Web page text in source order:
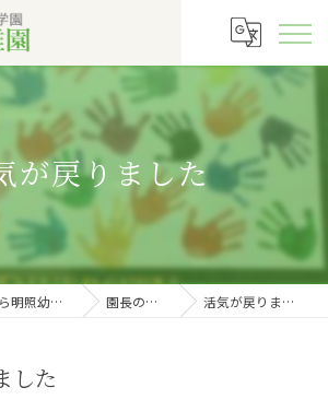
が戻りました
文京区の幼稚園なら明照幼稚園 園長の徒然 活気が戻りました
した